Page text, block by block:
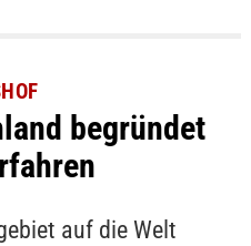
begründet
auf die Welt